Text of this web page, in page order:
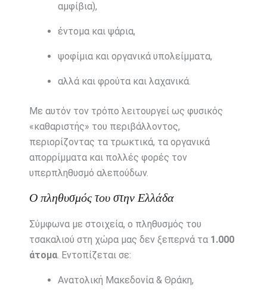
αμφίβια),
έντομα και ψάρια,
ψοφίμια και οργανικά υπολείμματα,
αλλά και φρούτα και λαχανικά.
Με αυτόν τον τρόπο λειτουργεί ως φυσικός
«καθαριστής» του περιβάλλοντος,
περιορίζοντας τα τρωκτικά, τα οργανικά
απορρίμματα και πολλές φορές τον
υπερπληθυσμό αλεπούδων.
Ο πληθυσμός του στην Ελλάδα
Σύμφωνα με στοιχεία, ο πληθυσμός του
τσακαλιού στη χώρα μας δεν ξεπερνά τα 1.000
άτομα. Εντοπίζεται σε:
Ανατολική Μακεδονία & Θράκη,